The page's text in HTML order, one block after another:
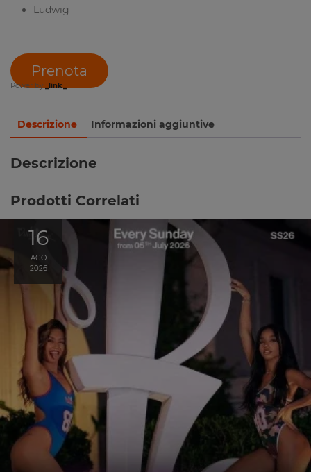
Ludwig
Prenota
Power by _link_
Descrizione Informazioni aggiuntive
Descrizione
Prodotti Correlati
16
AGO
2026